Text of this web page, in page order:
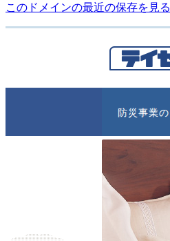
このドメインの最近の保存を見る